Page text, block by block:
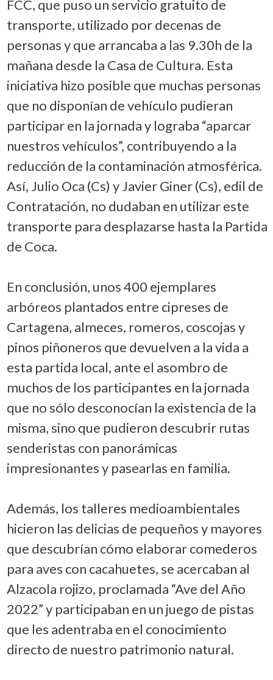
FCC, que puso un servicio gratuito de
transporte, utilizado por decenas de
personas y que arrancaba a las 9.30h de la
mañana desde la Casa de Cultura. Esta
iniciativa hizo posible que muchas personas
que no disponían de vehículo pudieran
participar en la jornada y lograba “aparcar
nuestros vehículos”, contribuyendo a la
reducción de la contaminación atmosférica.
Así, Julio Oca (Cs) y Javier Giner (Cs), edil de
Contratación, no dudaban en utilizar este
transporte para desplazarse hasta la Partida
de Coca.
En conclusión, unos 400 ejemplares
arbóreos plantados entre cipreses de
Cartagena, almeces, romeros, coscojas y
pinos piñoneros que devuelven a la vida a
esta partida local, ante el asombro de
muchos de los participantes en la jornada
que no sólo desconocían la existencia de la
misma, sino que pudieron descubrir rutas
senderistas con panorámicas
impresionantes y pasearlas en familia.
Además, los talleres medioambientales
hicieron las delicias de pequeños y mayores
que descubrían cómo elaborar comederos
para aves con cacahuetes, se acercaban al
Alzacola rojizo, proclamada “Ave del Año
2022” y participaban en un juego de pistas
que les adentraba en el conocimiento
directo de nuestro patrimonio natural.